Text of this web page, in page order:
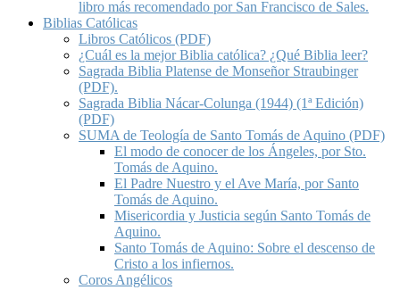
libro más recomendado por San Francisco de Sales.
Biblias Católicas
Libros Católicos (PDF)
¿Cuál es la mejor Biblia católica? ¿Qué Biblia leer?
Sagrada Biblia Platense de Monseñor Straubinger
(PDF).
Sagrada Biblia Nácar-Colunga (1944) (1ª Edición)
(PDF)
SUMA de Teología de Santo Tomás de Aquino (PDF)
El modo de conocer de los Ángeles, por Sto.
Tomás de Aquino.
El Padre Nuestro y el Ave María, por Santo
Tomás de Aquino.
Misericordia y Justicia según Santo Tomás de
Aquino.
Santo Tomás de Aquino: Sobre el descenso de
Cristo a los infiernos.
Coros Angélicos